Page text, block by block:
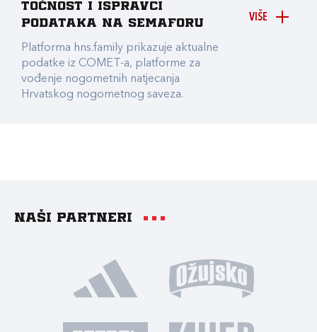
VIŠE
točnost i ispravci
podataka na Semaforu
Platforma hns.family prikazuje aktualne
podatke iz COMET-a, platforme za
vođenje nogometnih natjecanja
Hrvatskog nogometnog saveza.
Naši partneri